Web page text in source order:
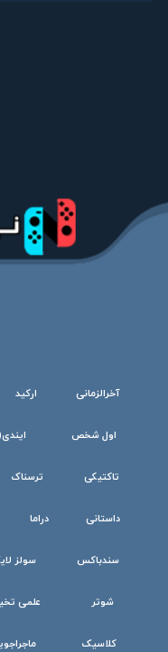
آخرالزمانی ارکید
اول شخص
تاکتیکی ترسناک
داستانی دراما
سندباکس سولز
شوتر علمی
کلاسیک